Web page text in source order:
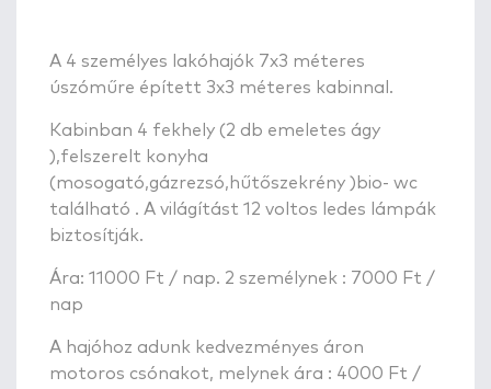
A 4 személyes lakóhajók 7x3 méteres
úszóműre épített 3x3 méteres kabinnal.
Kabinban 4 fekhely (2 db emeletes ágy
),felszerelt konyha
(mosogató,gázrezsó,hűtőszekrény )bio- wc
található . A világítást 12 voltos ledes lámpák
biztosítják.
Ára: 11000 Ft / nap. 2 személynek : 7000 Ft /
nap
A hajóhoz adunk kedvezményes áron
motoros csónakot, melynek ára : 4000 Ft /